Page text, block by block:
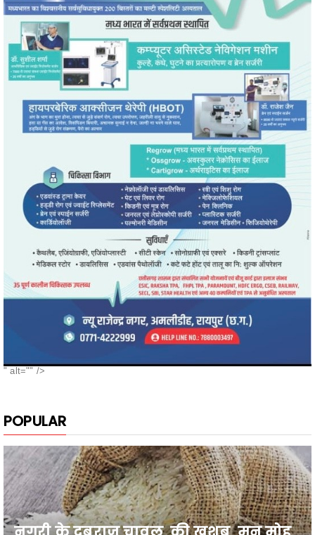
POPULAR
नगरी के दुबराज चावल, की खुशबू, मन मोह
लेती है, सबका